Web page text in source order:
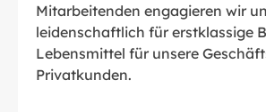
Mitarbeitenden engagieren wir
leidenschaftlich für erstklassige
Lebensmittel für unsere
Privatkunden.